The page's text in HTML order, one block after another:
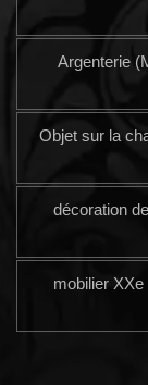
Argenterie
Objet sur la
décoration
mobilier